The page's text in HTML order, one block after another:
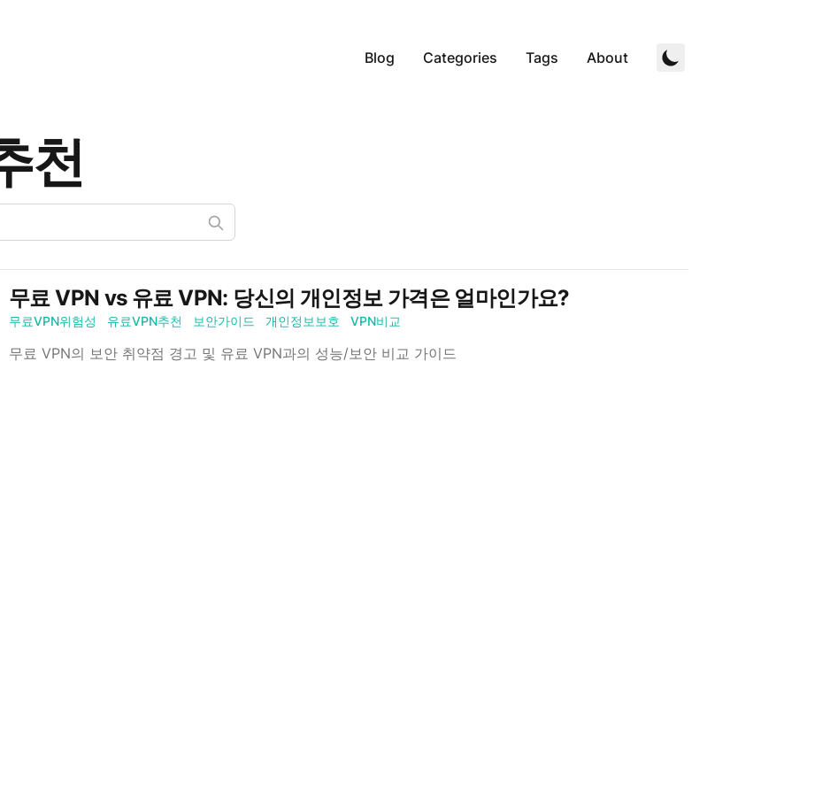
Blog Categories Tags About
천
무료 VPN vs 유료 VPN: 당신의 개인정보 가격은 얼마인가요?
무료VPN위험성 유료VPN추천 보안가이드 개인정보보호 VPN비교
무료 VPN의 보안 취약점 경고 및 유료 VPN과의 성능/보안 비교 가이드